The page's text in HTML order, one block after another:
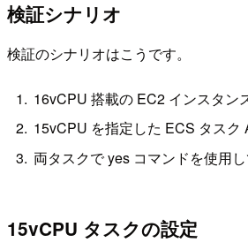
検証シナリオ
検証のシナリオはこうです。
16vCPU 搭載の EC2 インスタン
15vCPU を指定した ECS タス
両タスクで yes コマンドを使用
15vCPU タスクの設定